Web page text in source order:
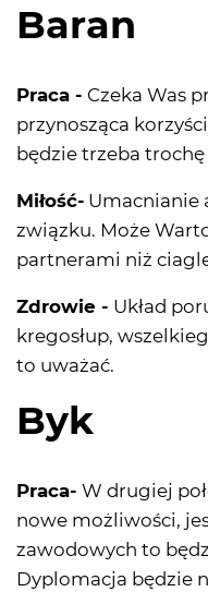
Baran
Praca - Czeka Was
przynosząca
będzie trzeba trochę
Miłość- Umacnianie
związku. Może
partnerami niż
Zdrowie - Układ
kregosłup,
to uważać.
Byk
Praca- W drugiej
nowe możliwości,
zawodowych to
Dyplomacja będzie